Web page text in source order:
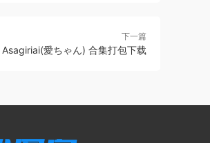
下一篇
Asagiriai(愛ちゃん) 合集打包下载